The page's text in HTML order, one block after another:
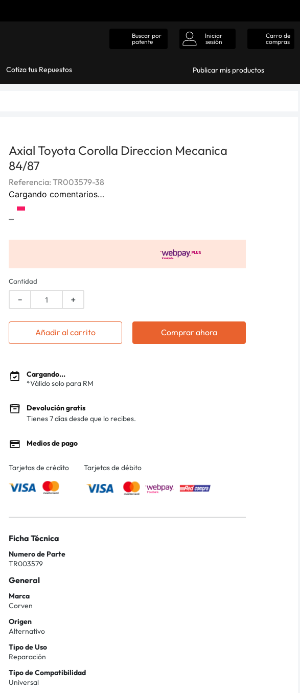
Buscar por
patente
Iniciar
sesión
Carro de
compras
Cotiza tus Repuestos Publicar mis productos
Axial Toyota Corolla Direccion Mecanica
84/87
Referencia: TR003579-38
Cargando comentarios…
-
Cantidad
＋
－
Añadir al carrito Comprar ahora
Cargando...
*Válido solo para RM
Devolución gratis
Tienes 7 días desde que lo recibes.
Medios de pago
Tarjetas de crédito Tarjetas de débito
Ficha Técnica
Numero de Parte
TR003579
General
Marca
Corven
Origen
Alternativo
Tipo de Uso
Reparación
Tipo de Compatibilidad
Universal